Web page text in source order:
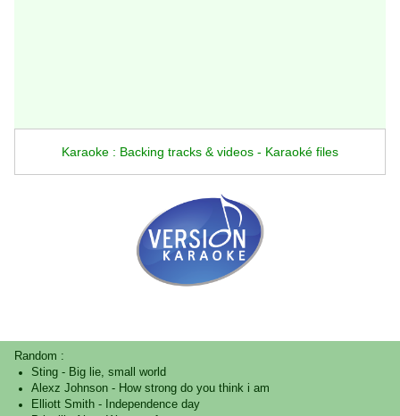
Karaoke : Backing tracks & videos - Karaoké files
Random :
Sting- Big lie, small world
Alexz Johnson- How strong do you think i am
Elliott Smith-
Independence day